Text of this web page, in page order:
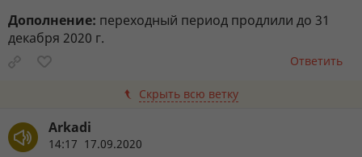
Дополнение: переходный период продлили до 31
декабря 2020 г.
Ответить
Скрыть всю ветку
Arkadi
14:17 17.09.2020